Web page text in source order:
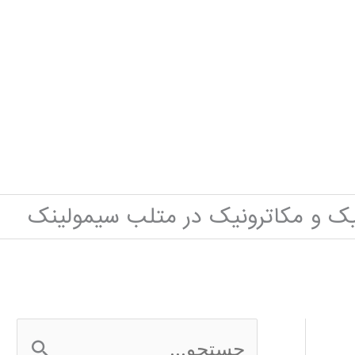
و مکاترونیک در متلب سیمولینک